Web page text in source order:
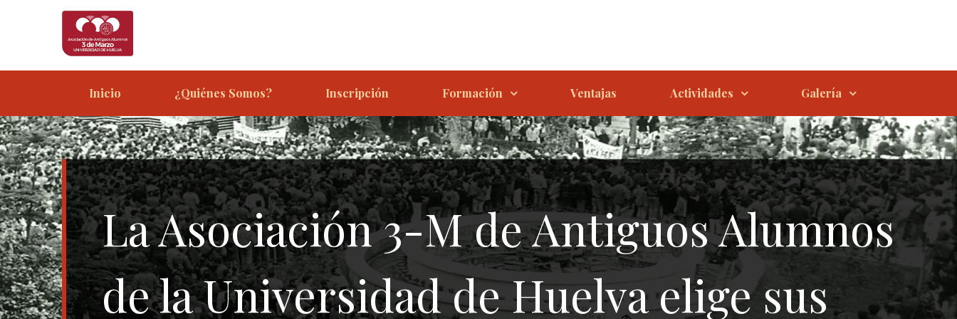
Inicio ¿Quiénes Somos? Inscripción Formación Ventajas Actividades Galería
La Asociación 3-M de Antiguos Alumnos
de la Universidad de Huelva elige sus